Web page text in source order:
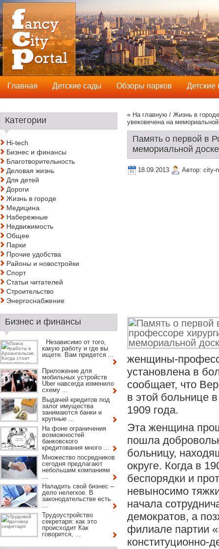
« На главную / Жизнь в городе
увековечена на
Память о первой в
мемориальной
18.09.2013 Автор: city-
женщины-
установлена в
сообщает, что
в этой больнице
1909 года.
Эта женщина
пошла
больницу,
округе. Когда в
беспорядки и
невыносимо
начала
демократов, а
филиале партии
конституционно-
Категории
Hi-tech
Бизнес и финансы
Благотворительность
Деловая жизнь
Для детей
Дороги
Жизнь в городе
Медицина
Набережные
Недвижимость
Общее
Парки
Прочие удобства
Районы и новостройки
Спорт
Статьи читателей
Строительство
Энергоснабжение
Бизнес и финансы
Независимо от того,
какую работу и где вы
ищете. Вам придется ...
Приложение для
мобильных устройств
Uber навсегда изменило
схему ...
Выдачей кредитов под
залог имущества
занимаются банки и
крупные ...
На фоне ограничения
возможностей
банковского
кредитования много ...
Множество посредников
сегодня предлагают
небольшим компаниям
...
Наладить свой бизнес –
дело нелегкое. В
законодательстве есть
...
Трудоустройство
секретаря: как это
происходит Как
говорится, ...
Главная Детские сады Обзоры парков Детские